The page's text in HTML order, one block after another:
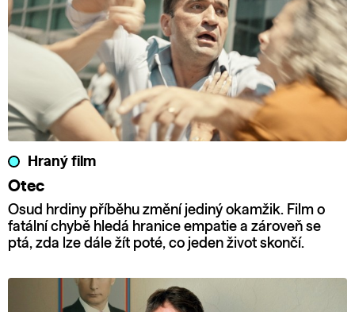
Hraný film
Otec
Osud hrdiny příběhu změní jediný okamžik. Film o
fatální chybě hledá hranice empatie a zároveň se
ptá, zda lze dále žít poté, co jeden život skončí.